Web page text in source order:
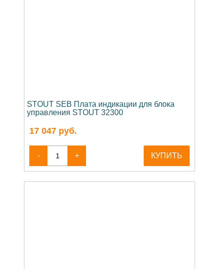
STOUT SEB Плата индикации для блока
управления STOUT 32300
17 047 руб.
- + КУПИТЬ